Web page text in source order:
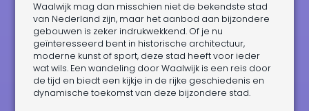
Waalwijk mag dan misschien niet de bekendste stad
van Nederland zijn, maar het aanbod aan bijzondere
gebouwen is zeker indrukwekkend. Of je nu
geïnteresseerd bent in historische architectuur,
moderne kunst of sport, deze stad heeft voor ieder
wat wils. Een wandeling door Waalwijk is een reis door
de tijd en biedt een kijkje in de rijke geschiedenis en
dynamische toekomst van deze bijzondere stad.